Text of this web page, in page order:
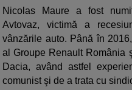
Nicolas Maure a fost
Avtovaz, victimă a
vânzările auto. Până în
al Groupe Renault România
Dacia, având astfel
comunist şi de a trata cu